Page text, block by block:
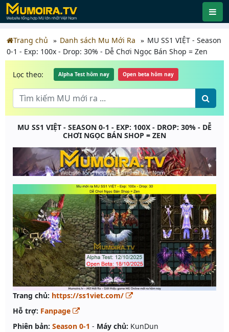
Trang chủ Danh sách Mu Mới Ra
MU SS1 VIỆT - Season
0-1 - Exp: 100x - Drop: 30% - Dễ Chơi Ngọc Bán Shop = Zen
Lọc theo: Alpha Test hôm nay Open beta hôm nay
MU SS1 VIỆT - SEASON 0-1 - EXP: 100X - DROP: 30% - DỄ
CHƠI NGỌC BÁN SHOP = ZEN
Trang chủ: https://ss1viet.com/
Hỗ trợ: Fanpage
Phiên bản: Season 0-1 - Máy chủ: KunDun